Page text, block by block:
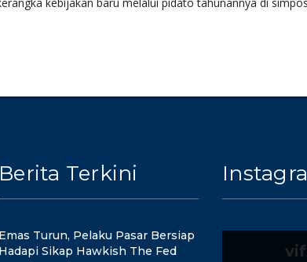
Berita Terkini
Emas Turun, Pelaku Pasar Bersiap
Hadapi Sikap Hawkish The Fed